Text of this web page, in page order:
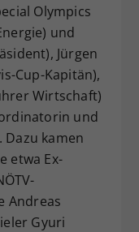
Olympics
und
Jürgen
Cup-Kapitän),
Wirtschaft)
und
Dazu kamen
etwa Ex-
Andreas
Gyuri